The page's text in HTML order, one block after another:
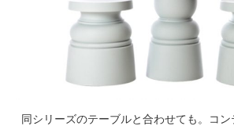
同シリーズのテーブルと合わせても。コン